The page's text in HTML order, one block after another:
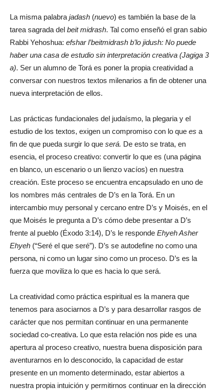
La misma palabra jadash (nuevo) es también la base de la
tarea sagrada del beit midrash. Tal como enseñó el gran sabio
Rabbi Yehoshua: efshar l’beitmidrash b’lo jidush: No puede
haber una casa de estudio sin interpretación creativa (Jagiga 3
a). Ser un alumno de Torá es poner la propia creatividad a
conversar con nuestros textos milenarios a fin de obtener una
nueva interpretación de ellos.
Las prácticas fundacionales del judaísmo, la plegaria y el
estudio de los textos, exigen un compromiso con lo que es a
fin de que pueda surgir lo que será. De esto se trata, en
esencia, el proceso creativo: convertir lo que es (una página
en blanco, un escenario o un lienzo vacíos) en nuestra
creación. Este proceso se encuentra encapsulado en uno de
los nombres más centrales de D’s en la Torá. En un
intercambio muy personal y cercano entre D’s y Moisés, en el
que Moisés le pregunta a D’s cómo debe presentar a D’s
frente al pueblo (Éxodo 3:14), D’s le responde Ehyeh Asher
Ehyeh (“Seré el que seré”). D’s se autodefine no como una
persona, ni como un lugar sino como un proceso. D’s es la
fuerza que moviliza lo que es hacia lo que será.
La creatividad como práctica espiritual es la manera que
tenemos para asociarnos a D’s y para desarrollar rasgos de
carácter que nos permitan continuar en una permanente
sociedad co-creativa. Lo que esta relación nos pide es una
apertura al proceso creativo, nuestra buena disposición para
aventurarnos en lo desconocido, la capacidad de estar
presente en un momento determinado, estar abiertos a
nuestra propia intuición y permitirnos continuar en la dirección